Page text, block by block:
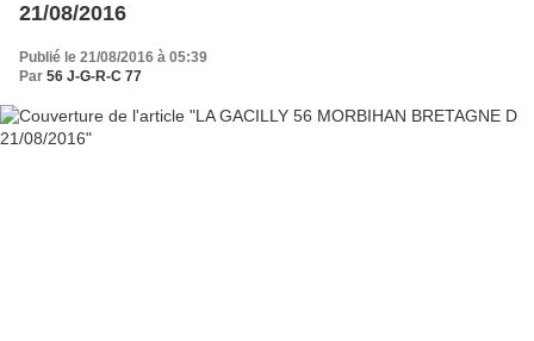
21/08/2016
Publié le 21/08/2016 à 05:39
Par 56 J-G-R-C 77